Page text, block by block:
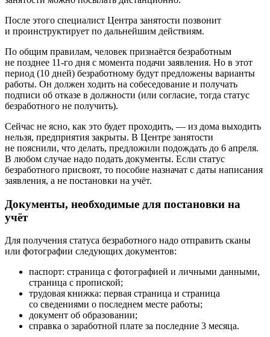
После этого специалист Центра занятости позвонит
и проинструктирует по дальнейшим действиям.
По общим правилам, человек признаётся безработным
не позднее 11-го дня с момента подачи заявления. Но в этот
период (10 дней) безработному будут предложены варианты
работы. Он должен ходить на собеседование и получать
подписи об отказе в должности (или согласие, тогда статус
безработного не получить).
Сейчас не ясно, как это будет проходить, — из дома выходить
нельзя, предприятия закрыты. В Центре занятости
не пояснили, что делать, предложили подождать до 6 апреля.
В любом случае надо подать документы. Если статус
безработного присвоят, то пособие назначат с даты написания
заявления, а не постановки на учёт.
Документы, необходимые для постановки на
учёт
Для получения статуса безработного надо отправить сканы
или фотографии следующих документов:
паспорт: страница с фотографией и личными данными,
страница с пропиской;
трудовая книжка: первая страница и страница
со сведениями о последнем месте работы;
документ об образовании;
справка о заработной плате за последние 3 месяца.